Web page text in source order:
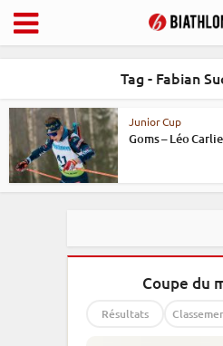
Tag - Fabian
Junior Cup
Goms – Léo
Coupe du
Résultats